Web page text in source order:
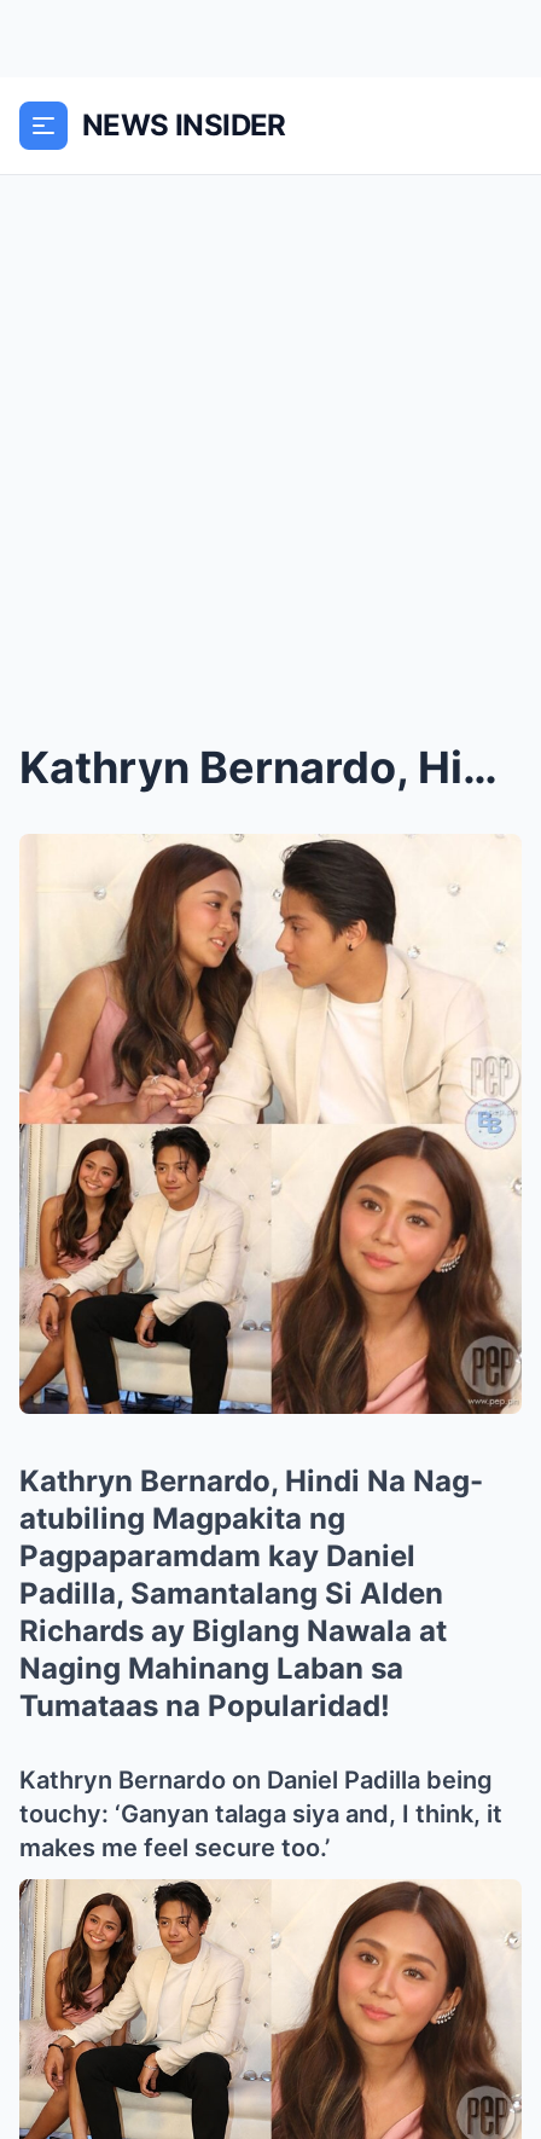
NEWS INSIDER
Kathryn Bernardo, Hindi Na Nag-atubiling Magpakita...
Kathryn Bernardo, Hindi Na Nag-
atubiling Magpakita ng
Pagpaparamdam kay Daniel
Padilla, Samantalang Si Alden
Richards ay Biglang Nawala at
Naging Mahinang Laban sa
Tumataas na Popularidad!
Kathryn Bernardo on Daniel Padilla being
touchy: ‘Ganyan talaga siya and, I think, it
makes me feel secure too.’